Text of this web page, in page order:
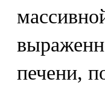
печени,